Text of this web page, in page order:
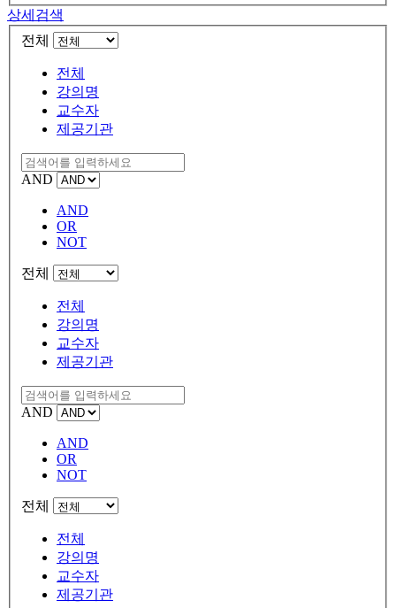
상세검색
전체
전체
강의명
교수자
제공기관
AND
AND
OR
NOT
전체
전체
강의명
교수자
제공기관
AND
AND
OR
NOT
전체
전체
강의명
교수자
제공기관